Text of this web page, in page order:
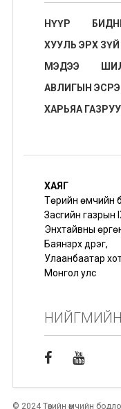
НҮҮР
ХУУЛЬ ЭРХ ЗҮЙ
МЭДЭЭ
АВЛИГЫН
ХАРЬЯА
ХАЯГ
Төрийн өмчийн
Засгийн газрын
Энхтайвны
Баянзүрх дүүрэг,
Улаанбаатар
Монгол улс
НИЙГМИЙН
© 2024 Төрийн өмчийн